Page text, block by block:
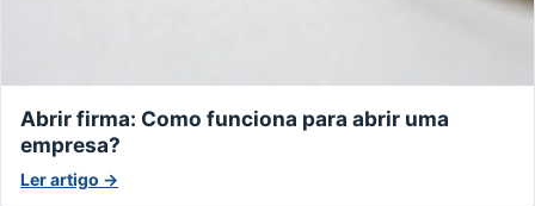
Abrir firma: Como funciona para abrir uma
empresa?
Ler artigo →